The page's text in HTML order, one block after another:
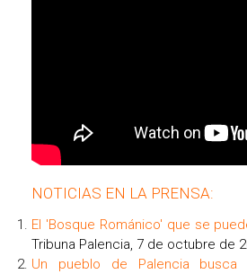
NOTICIAS EN LA PRENSA:
El 'Bosque Románico' que se
Tribuna Palencia, 7 de octubre de
Un pueblo de Palencia busca